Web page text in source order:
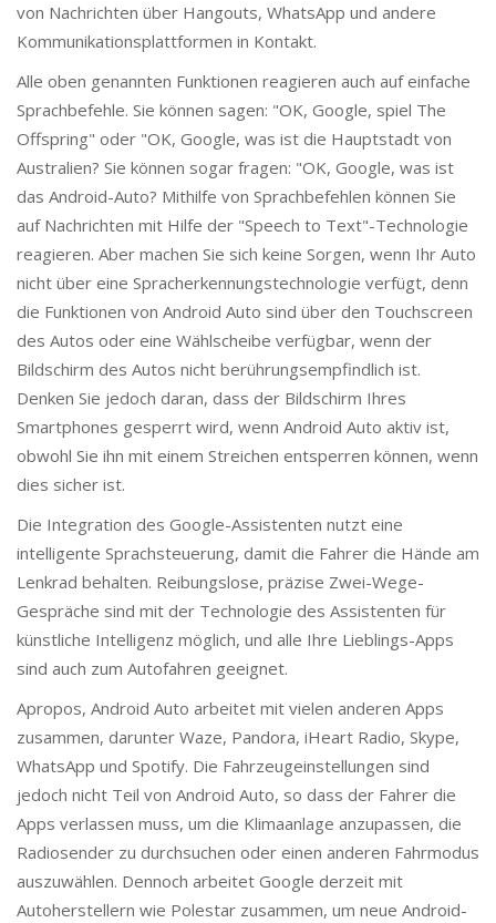
von Nachrichten über Hangouts, WhatsApp und andere
Kommunikationsplattformen in Kontakt.
Alle oben genannten Funktionen reagieren auch auf einfache
Sprachbefehle. Sie können sagen: "OK, Google, spiel The
Offspring" oder "OK, Google, was ist die Hauptstadt von
Australien? Sie können sogar fragen: "OK, Google, was ist
das Android-Auto? Mithilfe von Sprachbefehlen können Sie
auf Nachrichten mit Hilfe der "Speech to Text"-Technologie
reagieren. Aber machen Sie sich keine Sorgen, wenn Ihr Auto
nicht über eine Spracherkennungstechnologie verfügt, denn
die Funktionen von Android Auto sind über den Touchscreen
des Autos oder eine Wählscheibe verfügbar, wenn der
Bildschirm des Autos nicht berührungsempfindlich ist.
Denken Sie jedoch daran, dass der Bildschirm Ihres
Smartphones gesperrt wird, wenn Android Auto aktiv ist,
obwohl Sie ihn mit einem Streichen entsperren können, wenn
dies sicher ist.
Die Integration des Google-Assistenten nutzt eine
intelligente Sprachsteuerung, damit die Fahrer die Hände am
Lenkrad behalten. Reibungslose, präzise Zwei-Wege-
Gespräche sind mit der Technologie des Assistenten für
künstliche Intelligenz möglich, und alle Ihre Lieblings-Apps
sind auch zum Autofahren geeignet.
Apropos, Android Auto arbeitet mit vielen anderen Apps
zusammen, darunter Waze, Pandora, iHeart Radio, Skype,
WhatsApp und Spotify. Die Fahrzeugeinstellungen sind
jedoch nicht Teil von Android Auto, so dass der Fahrer die
Apps verlassen muss, um die Klimaanlage anzupassen, die
Radiosender zu durchsuchen oder einen anderen Fahrmodus
auszuwählen. Dennoch arbeitet Google derzeit mit
Autoherstellern wie Polestar zusammen, um neue Android-